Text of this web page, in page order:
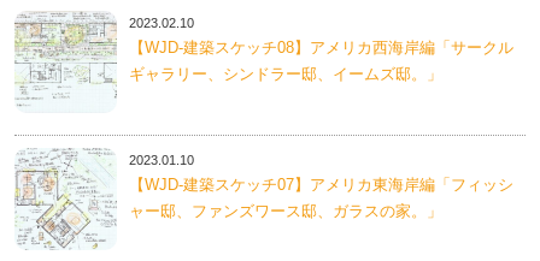
2023.02.10
【WJD-建築スケッチ08】アメリカ西海岸編「サークル
ギャラリー、シンドラー邸、イームズ邸。」
2023.01.10
【WJD-建築スケッチ07】アメリカ東海岸編「フィッシ
ャー邸、ファンズワース邸、ガラスの家。」